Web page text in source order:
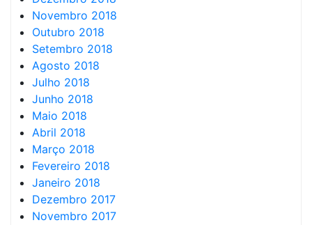
Novembro 2018
Outubro 2018
Setembro 2018
Agosto 2018
Julho 2018
Junho 2018
Maio 2018
Abril 2018
Março 2018
Fevereiro 2018
Janeiro 2018
Dezembro 2017
Novembro 2017